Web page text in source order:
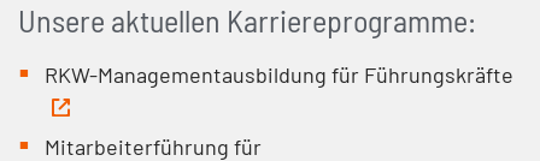
Unsere aktuellen Karriereprogramme:
RKW-Managementausbildung für Führungskräfte
Mitarbeiterführung für